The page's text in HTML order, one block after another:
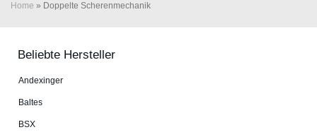
Home » Doppelte Scherenmechanik
Beliebte Hersteller
An­dex­in­ger
Baltes
BSX